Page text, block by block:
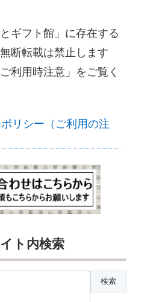
ギフト館」に存在する
断転載は禁止します
利用時注意」をご覧く
リシー（ご利用の注
ト内検索